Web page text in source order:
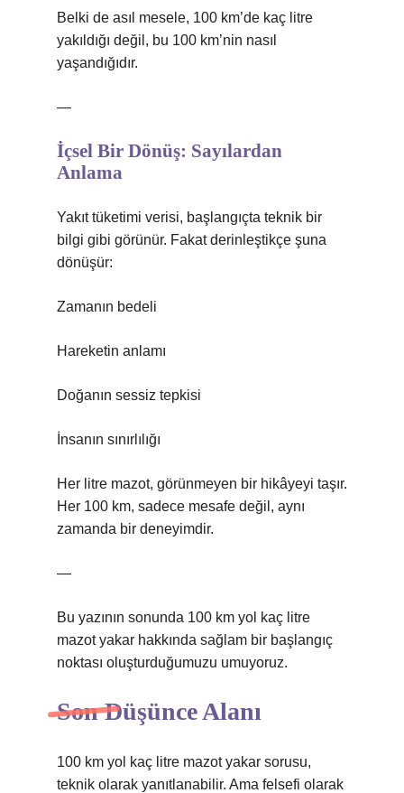
Belki de asıl mesele, 100 km’de kaç litre
yakıldığı değil, bu 100 km’nin nasıl
yaşandığıdır.
—
İçsel Bir Dönüş: Sayılardan
Anlama
Yakıt tüketimi verisi, başlangıçta teknik bir
bilgi gibi görünür. Fakat derinleştikçe şuna
dönüşür:
Zamanın bedeli
Hareketin anlamı
Doğanın sessiz tepkisi
İnsanın sınırlılığı
Her litre mazot, görünmeyen bir hikâyeyi taşır.
Her 100 km, sadece mesafe değil, aynı
zamanda bir deneyimdir.
—
Bu yazının sonunda 100 km yol kaç litre
mazot yakar hakkında sağlam bir başlangıç
noktası oluşturduğumuzu umuyoruz.
Son Düşünce Alanı
100 km yol kaç litre mazot yakar sorusu,
teknik olarak yanıtlanabilir. Ama felsefi olarak